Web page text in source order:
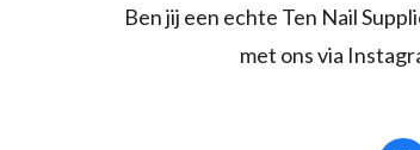
Ben jij een echte Ten Nail
met ons via